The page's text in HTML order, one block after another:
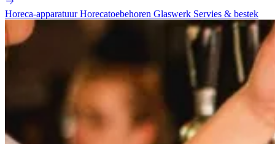
Horeca-apparatuurHorecatoebehoren Glaswerk Servies & bestek